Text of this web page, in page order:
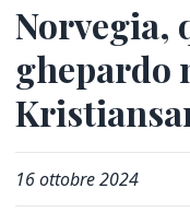
Norvegia,
ghepardo
16 ottobre 2024